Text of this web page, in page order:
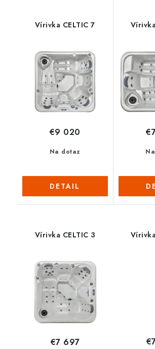
Vírivka CELTIC 7
Na dotaz
€9 020
DETAIL
Vírivka CELTIC 3
€7 697